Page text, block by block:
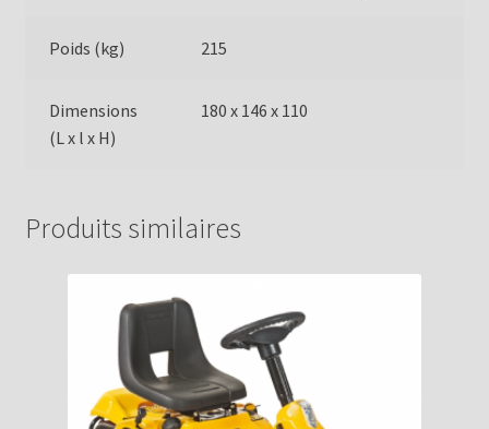
Poids (kg) 215
Dimensions
(L x l x H)
180 x 146 x 110
Produits similaires